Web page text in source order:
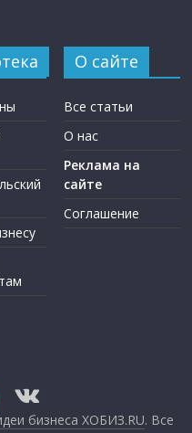
О сайте
Все статьи
О нас
Реклама на
сайте
Соглашение
бизнеса ХОБИЗ.RU. Все